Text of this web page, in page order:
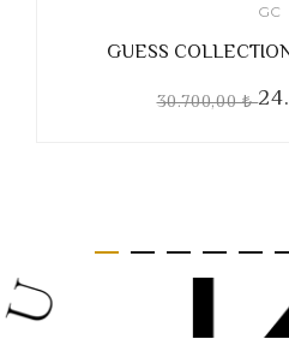
GC
GUESS
30.700,00 ₺